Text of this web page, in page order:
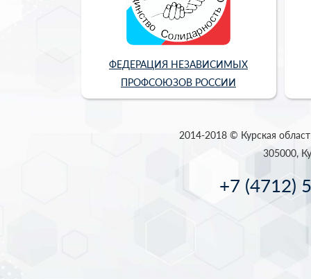
ФЕДЕРАЦИЯ НЕЗАВИСИМЫХ
ПРОФСОЮЗОВ РОССИИ
2014-2018 © Курская
305000,
+7 (4712)